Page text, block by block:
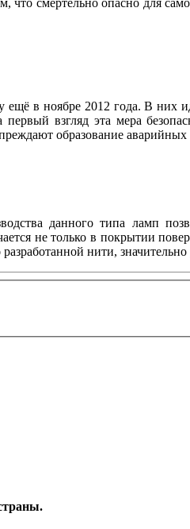
что смертельно опасно для
в ноябре 2012 года. В них
взгляд эта мера
образование аварийных
данного типа ламп
не только в покрытии
нити, значительно